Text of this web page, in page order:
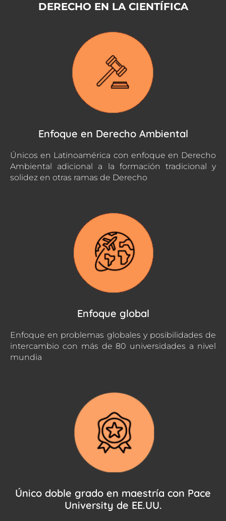
DERECHO EN LA CIENTÍFICA
Enfoque en Derecho Ambiental
Únicos en Latinoamérica con enfoque en Derecho
Ambiental adicional a la formación tradicional y
solidez en otras ramas de Derecho
Enfoque global
Enfoque en problemas globales y posibilidades de
intercambio con más de 80 universidades a nivel
mundia
Único doble grado en maestría con Pace
University de EE.UU.